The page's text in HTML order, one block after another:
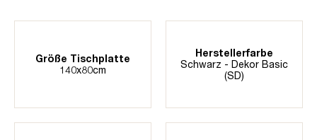
Größe Tischplatte
140x80cm
Herstellerfarbe
Schwarz - Dekor Basic
(SD)